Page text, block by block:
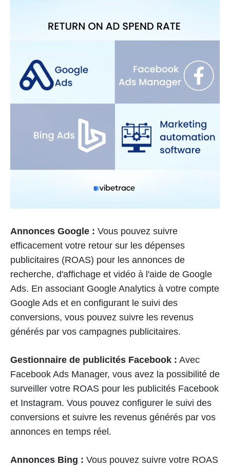
Annonces Google : Vous pouvez suivre
efficacement votre retour sur les dépenses
publicitaires (ROAS) pour les annonces de
recherche, d'affichage et vidéo à l'aide de Google
Ads. En associant Google Analytics à votre compte
Google Ads et en configurant le suivi des
conversions, vous pouvez suivre les revenus
générés par vos campagnes publicitaires.
Gestionnaire de publicités Facebook : Avec
Facebook Ads Manager, vous avez la possibilité de
surveiller votre ROAS pour les publicités Facebook
et Instagram. Vous pouvez configurer le suivi des
conversions et suivre les revenus générés par vos
annonces en temps réel.
Annonces Bing : Vous pouvez suivre votre ROAS